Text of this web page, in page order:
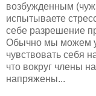
возбужденным
испытываете
себе разрешение
Обычно мы можем
чувствовать себя
что вокруг члены
напряжены...